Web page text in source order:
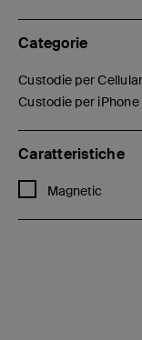
Categorie
Custodie per
Filtra per Categorie:
Custodie per iPhone
selezionato/i Filtro
Caratteristiche
Magnetic
Filtra per